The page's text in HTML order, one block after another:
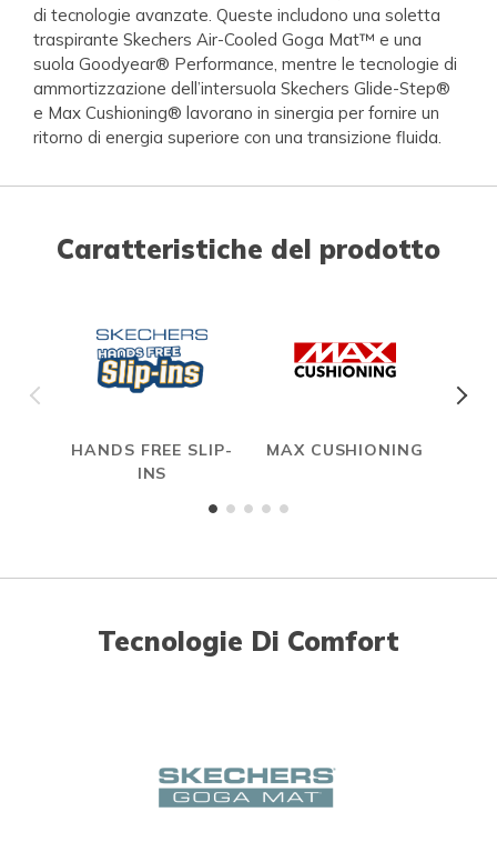
di tecnologie avanzate. Queste includono una soletta
traspirante Skechers Air-Cooled Goga Mat™ e una
suola Goodyear® Performance, mentre le tecnologie di
ammortizzazione dell’intersuola Skechers Glide-Step®
e Max Cushioning® lavorano in sinergia per fornire un
ritorno di energia superiore con una transizione fluida.
Caratteristiche del prodotto
HANDS FREE SLIP-
INS
MAX CUSHIONING
Tecnologie Di Comfort